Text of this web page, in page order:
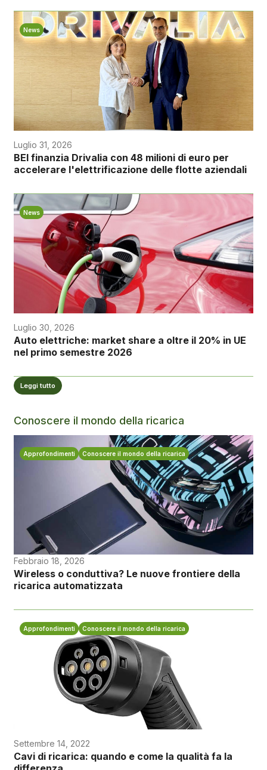
News
Luglio 31, 2026
BEI finanzia Drivalia con 48 milioni di euro per
accelerare l'elettrificazione delle flotte aziendali
News
Luglio 30, 2026
Auto elettriche: market share a oltre il 20% in UE
nel primo semestre 2026
Leggi tutto
Conoscere il mondo della ricarica
Approfondimenti Conoscere il mondo della ricarica
Febbraio 18, 2026
Wireless o conduttiva? Le nuove frontiere della
ricarica automatizzata
Approfondimenti Conoscere il mondo della ricarica
Settembre 14, 2022
Cavi di ricarica: quando e come la qualità fa la